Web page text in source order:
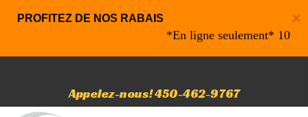
×
PROFITEZ DE NOS RABAIS
*En ligne seulement* 10% de
Appelez-nous! 450-462-9767